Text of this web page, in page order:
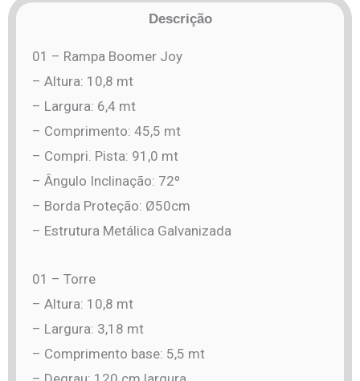
Descrição
01 – Rampa Boomer Joy
– Altura: 10,8 mt
– Largura: 6,4 mt
– Comprimento: 45,5 mt
– Compri. Pista: 91,0 mt
– Ângulo Inclinação: 72º
– Borda Proteção: Ø50cm
– Estrutura Metálica Galvanizada
01 – Torre
– Altura: 10,8 mt
– Largura: 3,18 mt
– Comprimento base: 5,5 mt